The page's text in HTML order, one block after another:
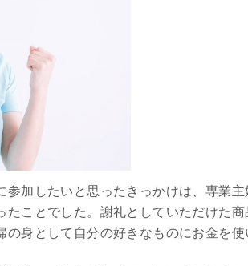
参加したいと思ったきっかけは、専業
たことでした。謝礼としていただけた
の身として自分の好きなものにお金を